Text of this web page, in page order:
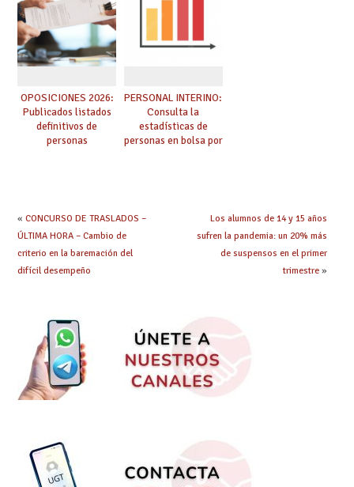
OPOSICIONES 2026:
Publicados listados
definitivos de
personas
PERSONAL INTERINO:
Consulta la
estadísticas de
personas en bolsa por
« CONCURSO DE TRASLADOS –
ÚLTIMA HORA – Cambio de
criterio en la baremación del
difícil desempeño
Los alumnos de 14 y 15 años
sufren la pandemia: un 20% más
de suspensos en el primer
trimestre»